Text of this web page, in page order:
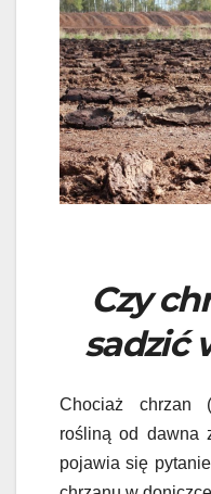
Czy
sadzić
Chociaż chrzan
rośliną od dawna
pojawia się